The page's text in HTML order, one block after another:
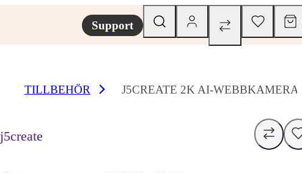
Support
TILLBEHÖR J5CREATE 2K AI-
j5create